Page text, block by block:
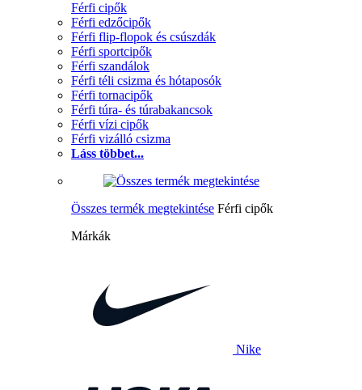
Férfi cipők
Férfi edzőcipők
Férfi flip-flopok és csúszdák
Férfi sportcipők
Férfi szandálok
Férfi téli csizma és hótaposók
Férfi tornacipők
Férfi túra- és túrabakancsok
Férfi vízi cipők
Férfi vizálló csizma
Láss többet...
Összes termék megtekintése Férfi cipők
Márkák
Nike